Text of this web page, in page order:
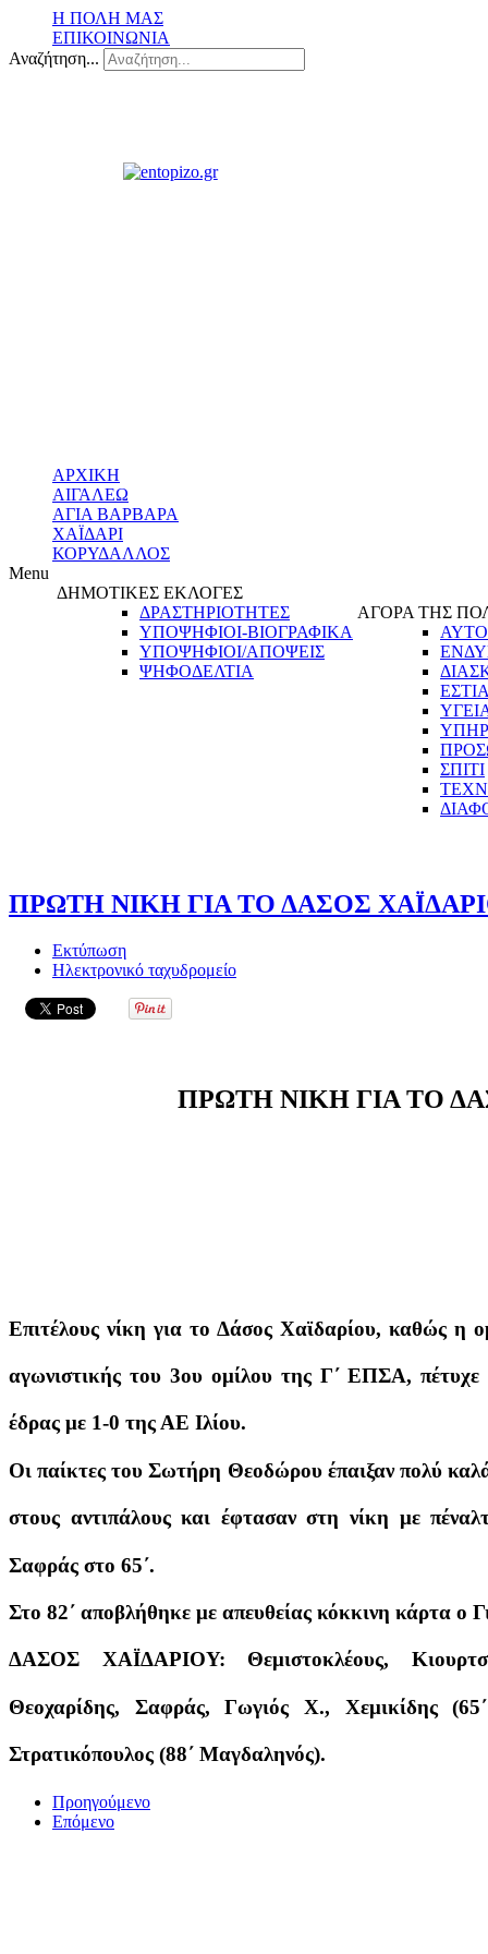
Η ΠΟΛΗ ΜΑΣ
ΕΠΙΚΟΙΝΩΝΙΑ
Αναζήτηση...
ΑΡΧΙΚΗ
ΑΙΓΑΛΕΩ
ΑΓΙΑ ΒΑΡΒΑΡΑ
ΧΑΪΔΑΡΙ
ΚΟΡΥΔΑΛΛΟΣ
Menu
ΔΗΜΟΤΙΚΕΣ ΕΚΛΟΓΕΣ
ΔΡΑΣΤΗΡΙΟΤΗΤΕΣ
ΥΠΟΨΗΦΙΟΙ-ΒΙΟΓΡΑΦΙΚΑ
ΥΠΟΨΗΦΙΟΙ/ΑΠΟΨΕΙΣ
ΨΗΦΟΔΕΛΤΙΑ
ΑΓΟΡΑ ΤΗΣ
ΣΠΙΤΙ
ΠΡΩΤΗ ΝΙΚΗ ΓΙΑ ΤΟ ΔΑΣΟΣ
Εκτύπωση
Ηλεκτρονικό ταχυδρομείο
ΠΡΩΤΗ ΝΙΚΗ ΓΙΑ ΤΟ
Επιτέλους νίκη για το Δάσος Χαϊδαρίου, καθώς η
αγωνιστικής του 3ου ομίλου της Γ΄ ΕΠΣΑ, πέτυχε
έδρας με 1-0 της ΑΕ Ιλίου.
Οι παίκτες του Σωτήρη Θεοδώρου έπαιξαν πολύ
στους αντιπάλους και έφτασαν στη νίκη με
Σαφράς στο 65΄.
Στο 82΄ αποβλήθηκε με απευθείας κόκκινη κάρτα ο
ΔΑΣΟΣ ΧΑΪΔΑΡΙΟΥ: Θεμιστοκλέους,
Θεοχαρίδης, Σαφράς, Γωγιός Χ., Χεμικίδης
Στρατικόπουλος (88΄ Μαγδαληνός).
Προηγούμενο
Επόμενο